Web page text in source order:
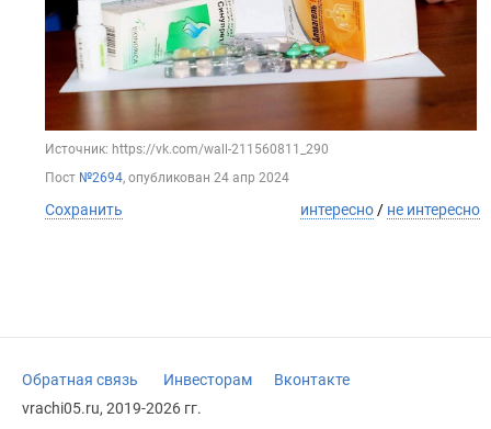
Источник: https://vk.com/wall-211560811_290
Пост №2694, опубликован 24 апр 2024
Сохранить интересно/ не интересно
Обратная связь Инвесторам
Вконтакте
vrachi05.ru, 2019-2026 гг.